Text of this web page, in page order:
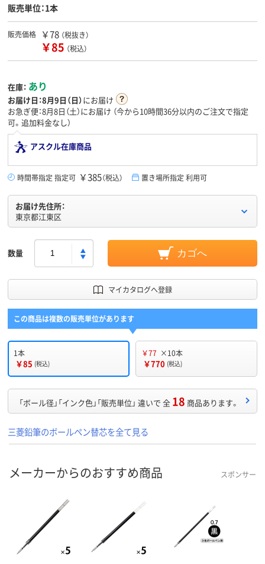
販売単位：1本
販売価格 ￥78 （税抜き）
￥85 （税込）
在庫： あり
お届け日：8月9日（日）にお届け
お急ぎ便：8月8日（土）にお届け （今から10時間36分以内のご注文で指定
可。追加料金なし）
アスクル在庫商品
時間帯指定 指定可 ￥385（税込） 置き場所指定 利用可
お届け先住所：
東京都江東区
数量 カゴへ
マイカタログへ登録
この商品は複数の販売単位があります
1本
￥85 (税込)
￥77 ×10本
￥770 (税込)
「ボール径」「インク色」「販売単位」 違いで 全 18 商品あります。
三菱鉛筆のボールペン替芯を全て見る
メーカーからのおすすめ商品 スポンサー